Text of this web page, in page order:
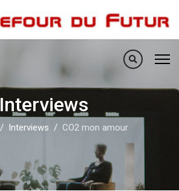
Interviews
Interviews CO2 mon amour